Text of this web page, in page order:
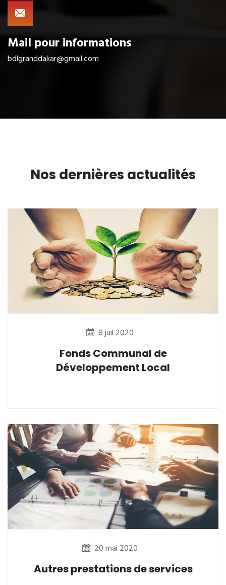
Mail pour informations
bdlgranddakar@gmail.com
Nos dernières actualités
8 juil 2020
Fonds Communal de
Développement Local
20 mai 2020
Autres prestations de services